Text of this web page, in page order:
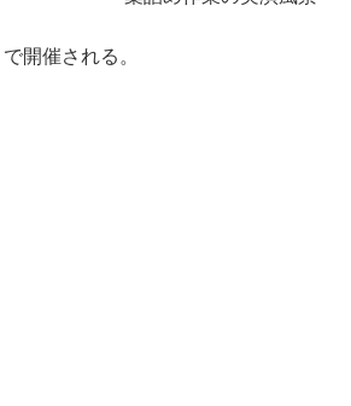
開催される。